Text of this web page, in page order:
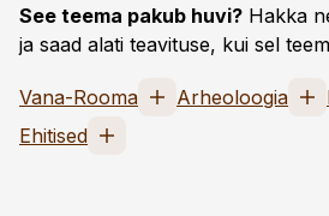
See teema pakub huvi? Hakka
ja saad alati teavituse, kui sel
Vana-Rooma Arheoloogia
Ehitised